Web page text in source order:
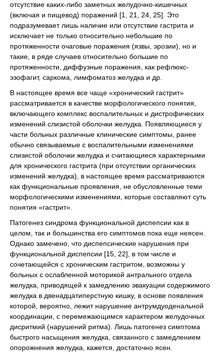
отсутствие каких-либо заметных желудочно-кишечных
(включая и пищевод) поражений [1, 21, 24, 25]. Это
подразумевает лишь наличие или отсутствие гастрита и
исключает не только относительно небольшие по
протяженности очаговые поражения (язвы, эрозии), но и
такие, в ряде случаев относительно большие по
протяженности, диффузные поражения, как рефлюкс-
эзофагит, саркома, лимфоматоз желудка и др.
В настоящее время все чаще «хронический гастрит»
рассматривается в качестве морфологического понятия,
включающего комплекс воспалительных и дистрофических
изменений слизистой оболочки желудка. Появляющиеся у
части больных различные клинические симптомы, ранее
обычно связываемые с воспалительными изменениями
слизистой оболочки желудка и считающиеся характерными
для хронического гастрита (при отсутствии органических
изменений желудка), в настоящее время рассматриваются
как функциональные проявления, не обусловленные теми
морфологическими изменениями, которые составляют суть
понятия «гастрит».
Патогенез синдрома функциональной диспепсии как в
целом, так и большинства его симптомов пока еще неясен.
Однако замечено, что диспепсические нарушения при
функциональной диспепсии [15, 22], в том числе и
сочетающейся с хроническим гaстритом, возможны у
больных с ослабленной моторикой антрального отдела
желудка, приводящей к замедлению эвакуации содержимого
желудка в двенадцатиперстную кишку, в основе появления
которой, вероятно, лежит нарушение антрумдуоденальной
координации, с перемежающимся характером желудочных
дисритмий (нарушений ритма). Лишь патогенез симптома
быстрого насыщения желудка, связанного с замедлением
опорожнения желудка, кажется, достаточно ясен.